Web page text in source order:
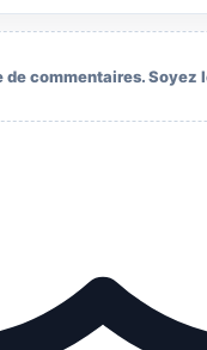
de commentaires. Soyez